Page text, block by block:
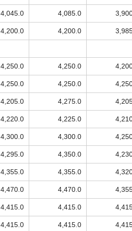
4,045.0 4,085.0
4,200.0 4,200.0
4,250.0 4,250.0
4,250.0 4,250.0
4,205.0 4,275.0
4,220.0 4,225.0
4,300.0 4,300.0
4,295.0 4,350.0
4,355.0 4,355.0
4,470.0 4,470.0
4,415.0 4,415.0
4,415.0 4,415.0